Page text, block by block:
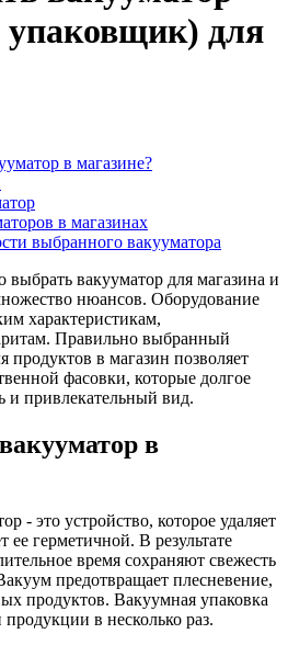
для
в магазине?
в магазинах
выбранного вакууматора
выбрать вакууматор для магазина и
нюансов. Оборудование
характеристикам,
Правильно выбранный
в магазин позволяет
фасовки, которые долгое
и привлекательный вид.
в
- это устройство, которое удаляет
ее герметичной. В результате
время сохраняют свежесть
предотвращает плесневение,
продуктов. Вакуумная упаковка
в несколько раз.